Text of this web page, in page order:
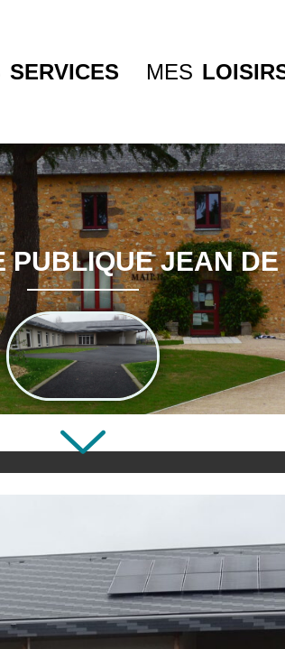
SERVICES MES
PUBLIQUE JEAN